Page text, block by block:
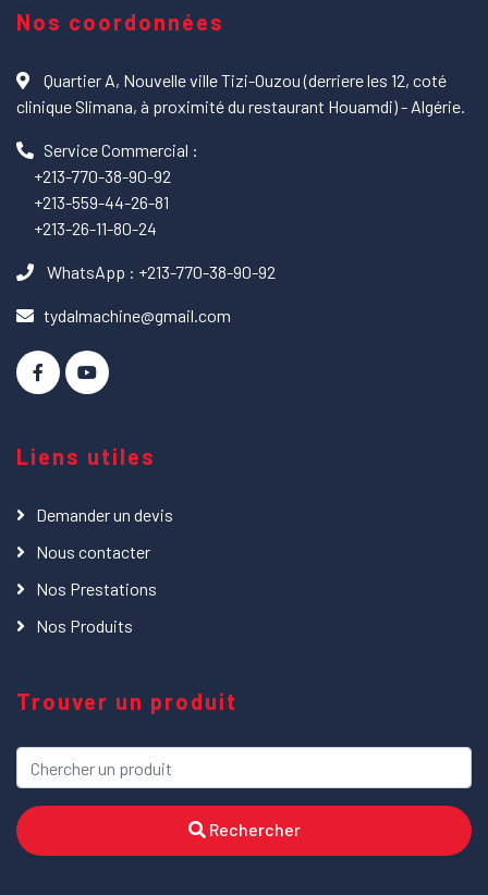
Nos coordonnées
Quartier A, Nouvelle ville Tizi-Ouzou (derriere les 12, coté
clinique Slimana, à proximité du restaurant Houamdi) - Algérie.
Service Commercial :
+213-770-38-90-92
+213-559-44-26-81
+213-26-11-80-24
WhatsApp : +213-770-38-90-92
tydalmachine@gmail.com
Liens utiles
Demander un devis
Nous contacter
Nos Prestations
Nos Produits
Trouver un produit
Rechercher